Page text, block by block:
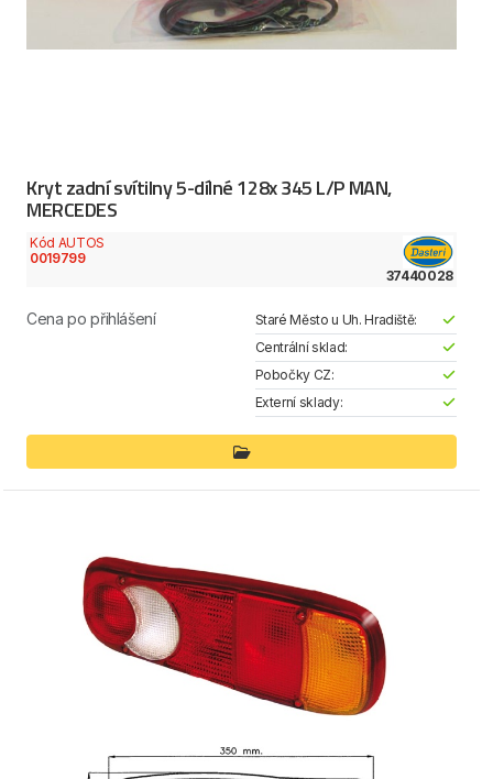
Kryt zadní svítilny 5-dílné 128x 345 L/P MAN,
MERCEDES
Kód AUTOS
0019799
37440028
Cena po přihlášení
Staré Město u Uh. Hradiště:
Centrální sklad:
Pobočky CZ:
Externí sklady: